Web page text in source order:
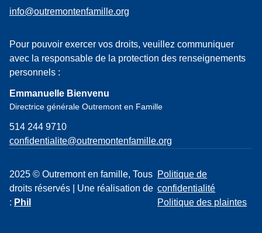
info@outremontenfamille.org
Pour pouvoir exercer vos droits, veuillez communiquer
avec la responsable de la protection des renseignements
personnels :
Emmanuelle Bienvenu
Directrice générale Outremont en Famille
514 244 9710
confidentialite@outremontenfamille.org
2025 © Outremont en famille, Tous
droits réservés | Une réalisation de
: Phil
Politique de
confidentialité
Politique des plaintes